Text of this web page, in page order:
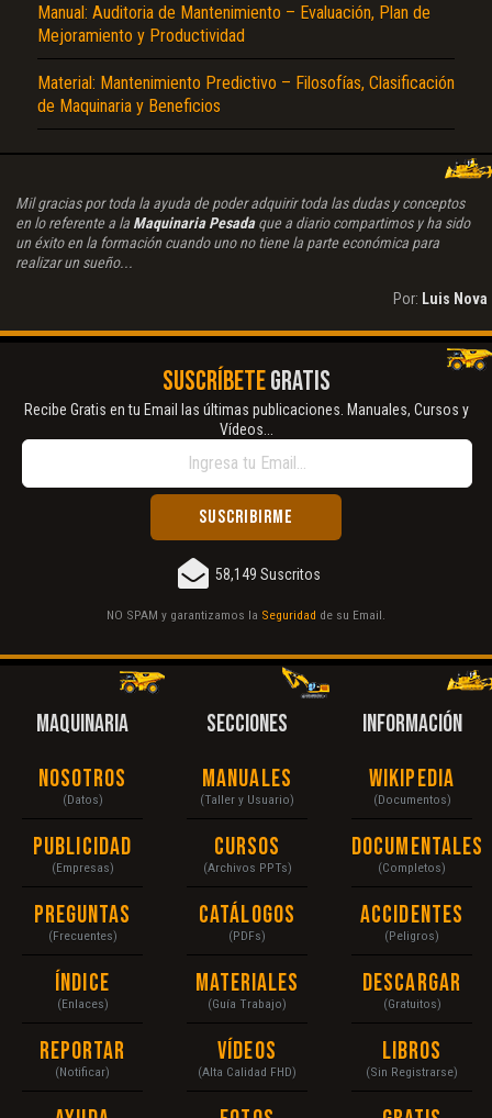
Manual: Auditoria de Mantenimiento – Evaluación, Plan de
Mejoramiento y Productividad
Material: Mantenimiento Predictivo – Filosofías, Clasificación
de Maquinaria y Beneficios
Mil gracias por toda la ayuda de poder adquirir toda las dudas y conceptos
en lo referente a la Maquinaria Pesadaque a diario compartimos y ha sido
un éxito en la formación cuando uno no tiene la parte económica para
realizar un sueño...
Por: Luis Nova
SUSCRÍBETEGRATIS
Recibe Gratis en tu Email las últimas publicaciones. Manuales, Cursos y
Vídeos...
58,149 Suscritos
NO SPAM y garantizamos la Seguridad de su Email.
MAQUINARIA
Nosotros
(Datos)
Publicidad
(Empresas)
Preguntas
(Frecuentes)
Índice
(Enlaces)
Reportar
(Notificar)
SECCIONES
Manuales
(Taller y Usuario)
Cursos
(Archivos PPTs)
Catálogos
(PDFs)
Materiales
(Guía Trabajo)
Vídeos
(Alta Calidad FHD)
INFORMACIÓN
Wikipedia
(Documentos)
Documentales
(Completos)
Accidentes
(Peligros)
Descargar
(Gratuitos)
Libros
(Sin Registrarse)